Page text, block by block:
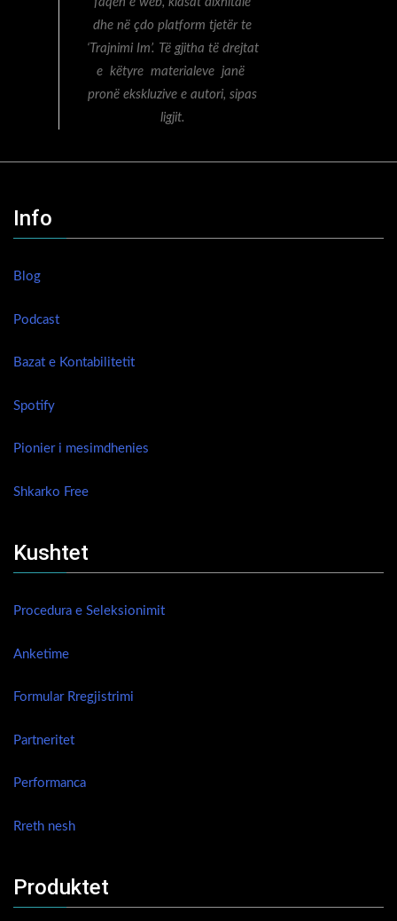
dhe në çdo platform tjetër te
‘Trajnimi Im’. Të gjitha të drejtat
e këtyre materialeve janë
pronë ekskluzive e autori, sipas
ligjit.
Info
Blog
Podcast
Bazat e Kontabilitetit
Spotify
Pionier i mesimdhenies
Shkarko Free
Kushtet
Procedura e Seleksionimit
Anketime
Formular Rregjistrimi
Partneritet
Performanca
Rreth nesh
Produktet